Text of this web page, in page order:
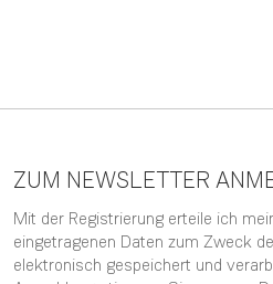
ZUM NEWSLETTER
Mit der Registrierung erteile ich
eingetragenen Daten zum Zweck
elektronisch gespeichert und